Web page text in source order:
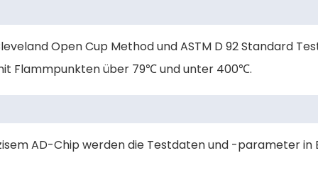
Open Cup Method und ASTM D 92 Standard
Flammpunkten über 79℃ und unter 400℃.
AD-Chip werden die Testdaten und -parameter in